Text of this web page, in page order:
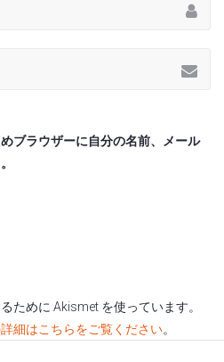
ブラウザーに自分の名前、メール
ために Akismet を使っています。
細はこちらをご覧ください。